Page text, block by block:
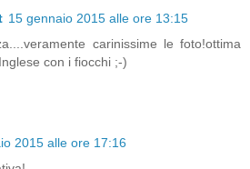
15 gennaio 2015 alle ore 13:15
carinissime le foto!ottima
con i fiocchi ;-)
2015 alle ore 17:16